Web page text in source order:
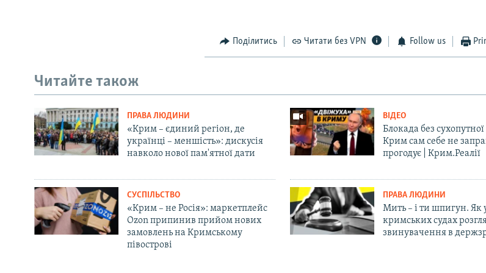
Поділитись Читати без VPN Follow us
Читайте також
ПРАВА ЛЮДИНИ
«Крим – єдиний регіон, де
українці – меншість»: дискусія
навколо нової пам'ятної дати
ВІДЕО
Блокада без сухопутної
Крим сам себе не
прогодує | Крим.Реалії
СУСПІЛЬСТВО
«Крим – не Росія»: маркетплейс
Ozon припинив прийом нових
замовлень на Кримському
півострові
ПРАВА ЛЮДИНИ
Мить – і ти шпигун. Як
кримських судах
звинувачення в